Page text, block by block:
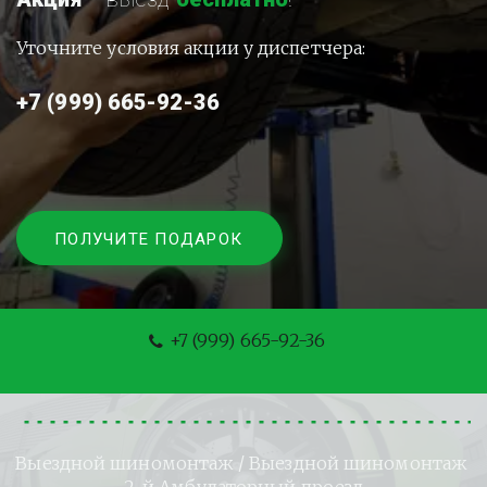
Уточните условия акции у диспетчера:
+7 (999) 665-92-36
ПОЛУЧИТЕ ПОДАРОК
+7 (999) 665-92-36
Выездной шиномонтаж / Выездной шиномонтаж